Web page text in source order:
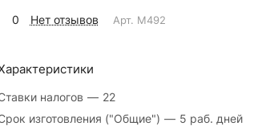
0 Нет отзывов Арт. M492
налогов — 22
изготовления ("Общие") — 5 раб. дней